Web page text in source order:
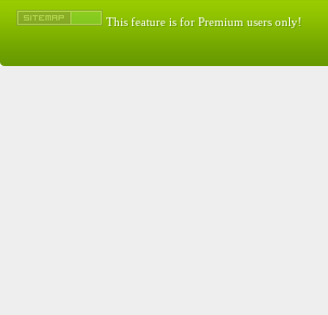
This feature is for Premium users only!